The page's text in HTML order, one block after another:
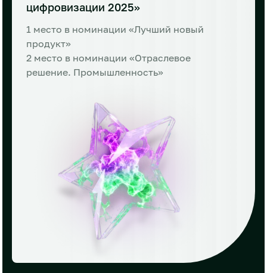
цифровизации 2025»
1 место в номинации «Лучший новый
продукт»
2 место в номинации «Отраслевое
решение. Промышленность»